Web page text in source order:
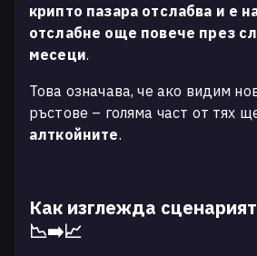
крипто пазара отслабва и е
отслабне още повече през
месеци.
Това означава, че ако видим
ръстове – голяма част от тях
алткойните.
Как изглежда
📉➡️📈